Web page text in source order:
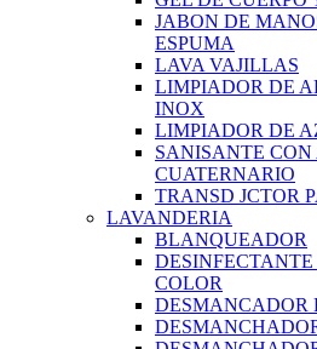
JABON DE
ESPUMA
LAVA VAJILLAS
LIMPIADOR DE
INOX
LIMPIADOR DE
SANISANTE
CUATERNARIO
TRANSD JCTOR
LAVANDERIA
BLANQUEADOR
COLOR
DESMANCADOR